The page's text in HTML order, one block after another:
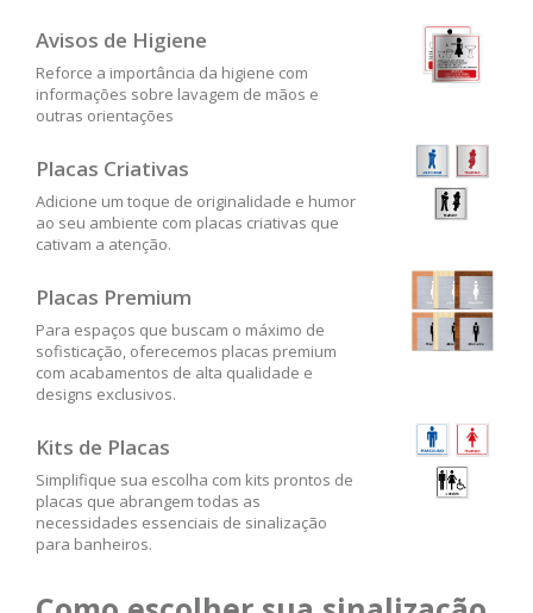
Avisos de Higiene
Reforce a importância da higiene com
informações sobre lavagem de mãos e
outras orientações
Placas Criativas
Adicione um toque de originalidade e humor
ao seu ambiente com placas criativas que
cativam a atenção.
Placas Premium
Para espaços que buscam o máximo de
sofisticação, oferecemos placas premium
com acabamentos de alta qualidade e
designs exclusivos.
Kits de Placas
Simplifique sua escolha com kits prontos de
placas que abrangem todas as
necessidades essenciais de sinalização
para banheiros.